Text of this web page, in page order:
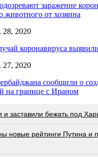
заражение
животного от хозяина
28, 2020
коронавируса
27, 2020
сообщили о
на границе с Ираном
и заставили бежать под
новые рейтинги Путина и